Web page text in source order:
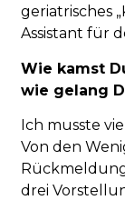
geriatrisches
Assistant für
Wie kamst
wie gelang
Ich musste
Von den
drei